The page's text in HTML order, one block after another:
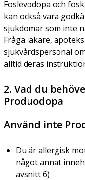
Foslevodopa och
kan också vara
sjukdomar som inte
Fråga läkare,
sjukvårdspersonal
alltid deras
2. Vad du
Produodopa
Använd inte
Du är allergisk
något annat
avsnitt 6)